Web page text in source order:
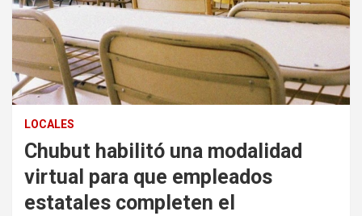
LOCALES
Chubut habilitó una modalidad
virtual para que empleados
estatales completen el